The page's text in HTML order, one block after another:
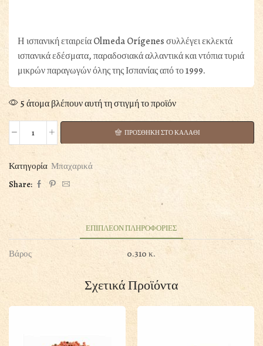
Η ισπανική εταιρεία Olmeda Orígenes συλλέγει εκλεκτά
ισπανικά εδέσματα, παραδοσιακά αλλαντικά και ντόπια τυριά
μικρών παραγωγών όλης της Ισπανίας από το 1999.
5 άτομα βλέπουν αυτή τη στιγμή το προϊόν
ΓΛΥΚΙΑ
ΚΑΠΝΙΣΤΗ
ΠΑΠΡΙΚΑ
LA
VERA
OLMEDA
ΣΕ
ΠΡΟΣΘΗΚΗ ΣΤΟ ΚΑΛΑΘΙ
Κατηγορία Μπαχαρικά
Share:
ΕΠΙΠΛΕΟΝ ΠΛΗΡΟΦΟΡΙΕΣ
Βάρος 0.310 κ.
Σχετικά Προϊόντα